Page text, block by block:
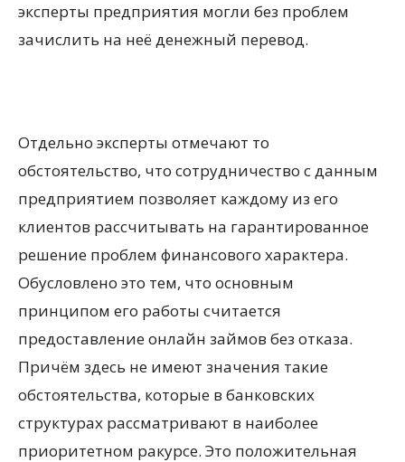
эксперты предприятия могли без проблем
зачислить на неё денежный перевод.
Отдельно эксперты отмечают то
обстоятельство, что сотрудничество с данным
предприятием позволяет каждому из его
клиентов рассчитывать на гарантированное
решение проблем финансового характера.
Обусловлено это тем, что основным
принципом его работы считается
предоставление онлайн займов без отказа.
Причём здесь не имеют значения такие
обстоятельства, которые в банковских
структурах рассматривают в наиболее
приоритетном ракурсе. Это положительная